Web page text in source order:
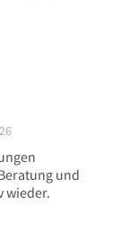
und
wieder.